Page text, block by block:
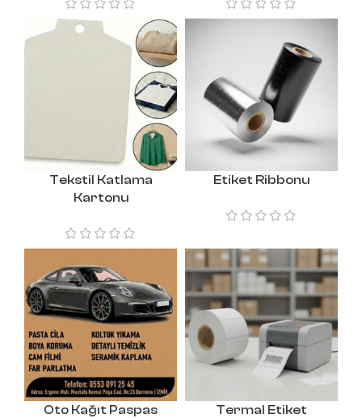
Tekstil Katlama
Kartonu
Etiket Ribbonu
Oto Kağıt Paspas Termal Etiket